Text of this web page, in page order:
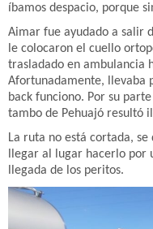
íbamos despacio, porque
Aimar fue ayudado a salir
le colocaron el cuello
trasladado en ambulancia
Afortunadamente, llevaba
back funciono. Por su
tambo de Pehuajó resultó
La ruta no está cortada,
llegar al lugar hacerlo por
llegada de los peritos.